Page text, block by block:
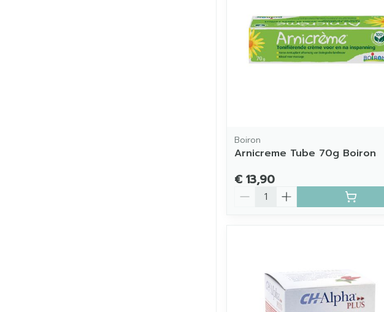
Boiron
Arnicreme Tube 70g Boiron
€ 13,90
Aantal